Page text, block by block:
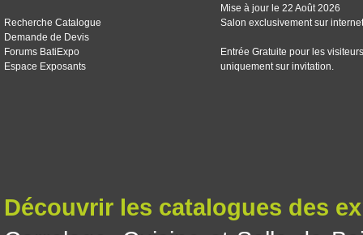
Recherche Catalogue
Demande de Devis
Forums BatiExpo
Espace Exposants
Mise à jour le 22 Août 2026
Salon exclusivement sur internet
Entrée Gratuite pour les visiteurs
uniquement sur invitation.
Découvrir les catalogues des